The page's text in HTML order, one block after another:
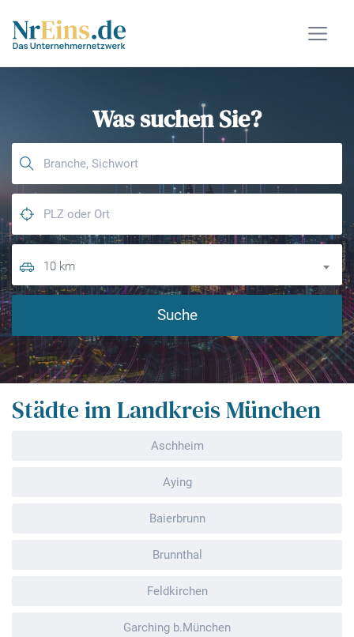
Was suchen Sie?
10 km
Suche
Städte im Landkreis München
Aschheim
Aying
Baierbrunn
Brunnthal
Feldkirchen
Garching b.München